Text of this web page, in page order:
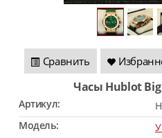
Сравнить
Часы Hublot
Артикул:
Модель: